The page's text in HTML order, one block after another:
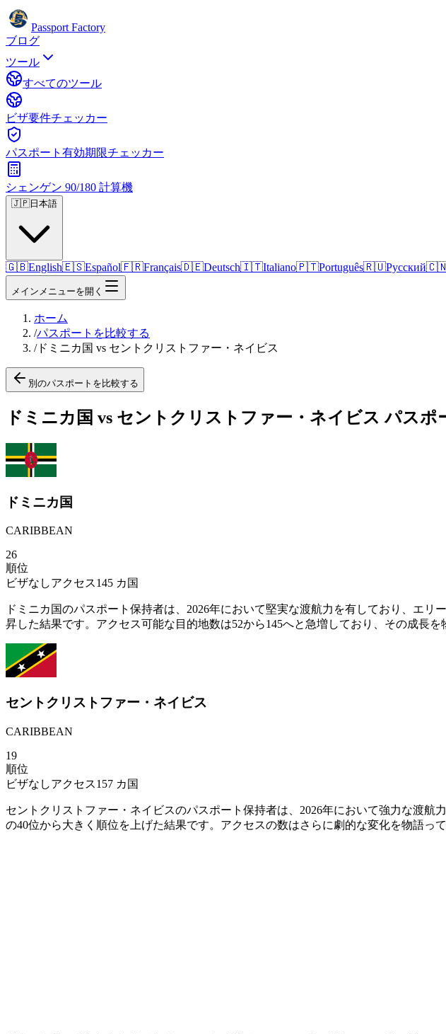
Passport Factory
ブログ
ツール
すべてのツール
ビザ要件チェッカー
パスポート有効期限チェッカー
シェンゲン 90/180 計算機
🇯🇵日本語
🇬🇧English🇪🇸Español🇫🇷Français🇩🇪Deutsch🇮🇹Italiano🇵🇹Português🇷🇺Русский
メインメニューを開く
ホーム
/パスポートを比較する
/ドミニカ国 vs セントクリストファー・ネイビス
別のパスポートを比較する
ドミニカ国 vs セントクリストファー・ネイビス パスポ
ドミニカ国
CARIBBEAN
26
順位
ビザなしアクセス145 カ国
ドミニカ国のパスポート保持者は、2026年において堅実な渡航力を有しており、エ
昇した結果です。アクセス可能な目的地数は52から145へと急増しており、その成長
セントクリストファー・ネイビス
CARIBBEAN
19
順位
ビザなしアクセス157 カ国
セントクリストファー・ネイビスのパスポート保持者は、2026年において強力な渡
の40位から大きく順位を上げた結果です。アクセスの数はさらに劇的な変化を物語っ